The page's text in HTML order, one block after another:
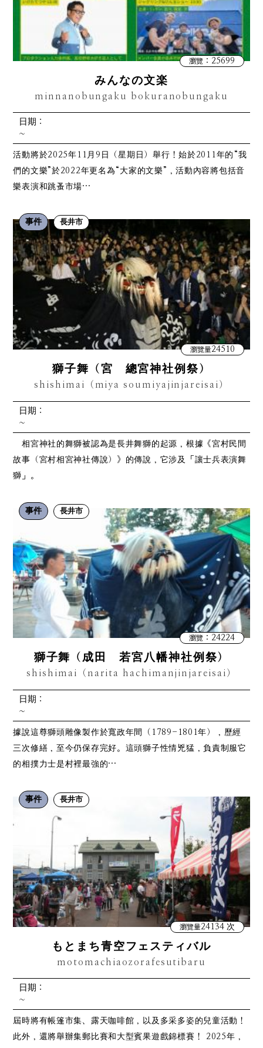
瀏覽：25699
みんなの文楽
minnanobungaku bokuranobungaku
日期：
~
活動將於2025年11月9日（星期日）舉行！始於2011年的“我
們的文樂”於2022年更名為“大家的文樂”，活動內容將包括音
樂表演和跳蚤市場…
事件 長井市
瀏覽量24510
獅子舞（宮 總宮神社例祭）
shishimai（miya soumiyajinjareisai）
日期：
~
相宮神社的舞獅被認為是長井舞獅的起源，根據《宮村民間
故事（宮村相宮神社傳說）》的傳說，它涉及「讓士兵表演舞
獅」。
事件 長井市
瀏覽：24224
獅子舞（成田 若宮八幡神社例祭）
shishimai（narita hachimanjinjareisai）
日期：
~
據說這尊獅頭雕像製作於寬政年間（1789-1801年），歷經
三次修繕，至今仍保存完好。這頭獅子性情兇猛，負責制服它
的相撲力士是村裡最強的…
事件 長井市
瀏覽量24134 次
もとまち青空フェスティバル
motomachiaozorafesutibaru
日期：
~
屆時將有帳篷市集、露天咖啡館，以及多采多姿的兒童活動！
此外，還將舉辦集郵比賽和大型賓果遊戲錦標賽！ 2025年，